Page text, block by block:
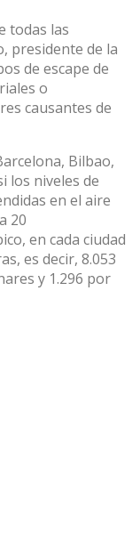
todas las
presidente de la
de escape de
o
causantes de
Bilbao,
los niveles de
en el aire
20
en cada ciudad
es decir, 8.053
y 1.296 por